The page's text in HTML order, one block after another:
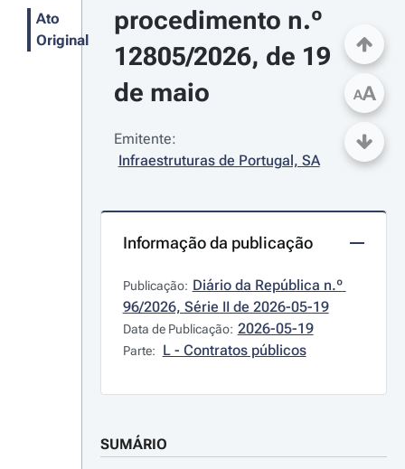
Ato
Original
procedimento n.º
12805/2026, de 19
de maio
Emitente:
Infraestruturas de Portugal, SA
Informação da publicação
Publicação: Diário da República n.º
96/2026, Série II de 2026-05-19
Data de Publicação: 2026-05-19
Parte: L - Contratos públicos
SUMÁRIO
AA